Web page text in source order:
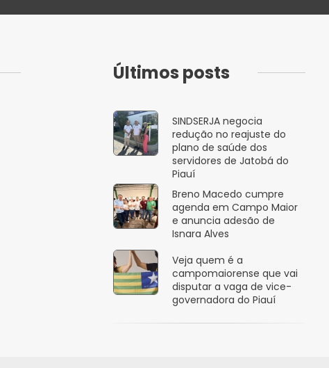
Últimos posts
SINDSERJA negocia
redução no reajuste do
plano de saúde dos
servidores de Jatobá do
Piauí
Breno Macedo cumpre
agenda em Campo Maior
e anuncia adesão de
Isnara Alves
Veja quem é a
campomaiorense que vai
disputar a vaga de vice-
governadora do Piauí